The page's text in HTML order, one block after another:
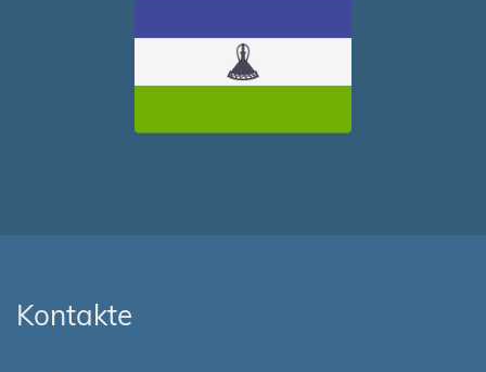
Kontakte